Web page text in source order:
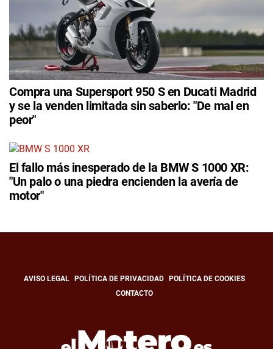
Compra una Supersport 950 S en Ducati Madrid
y se la venden limitada sin saberlo: "De mal en
peor"
El fallo más inesperado de la BMW S 1000 XR:
"Un palo o una piedra encienden la avería de
motor"
AVISO LEGAL POLÍTICA DE PRIVACIDAD
POLÍTICA DE COOKIES
CONTACTO